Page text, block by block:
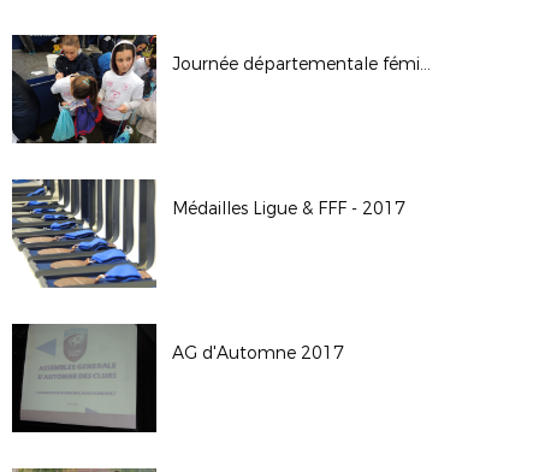
Journée départementale féminine - 11 nov 2017
Médailles Ligue & FFF - 2017
AG d'Automne 2017